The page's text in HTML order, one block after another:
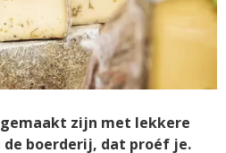
zijn met lekkere
boerderij, dat proéf je.